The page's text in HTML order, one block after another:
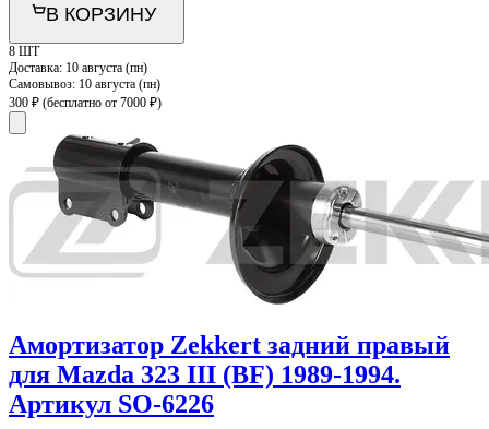
В КОРЗИНУ
8 ШТ
Доставка: 10 августа (пн)
Самовывоз: 10 августа (пн)
300 ₽ (бесплатно от 7000 ₽)
Амортизатор Zekkert задний правый
для Mazda 323 III (BF) 1989-1994.
Артикул SO-6226